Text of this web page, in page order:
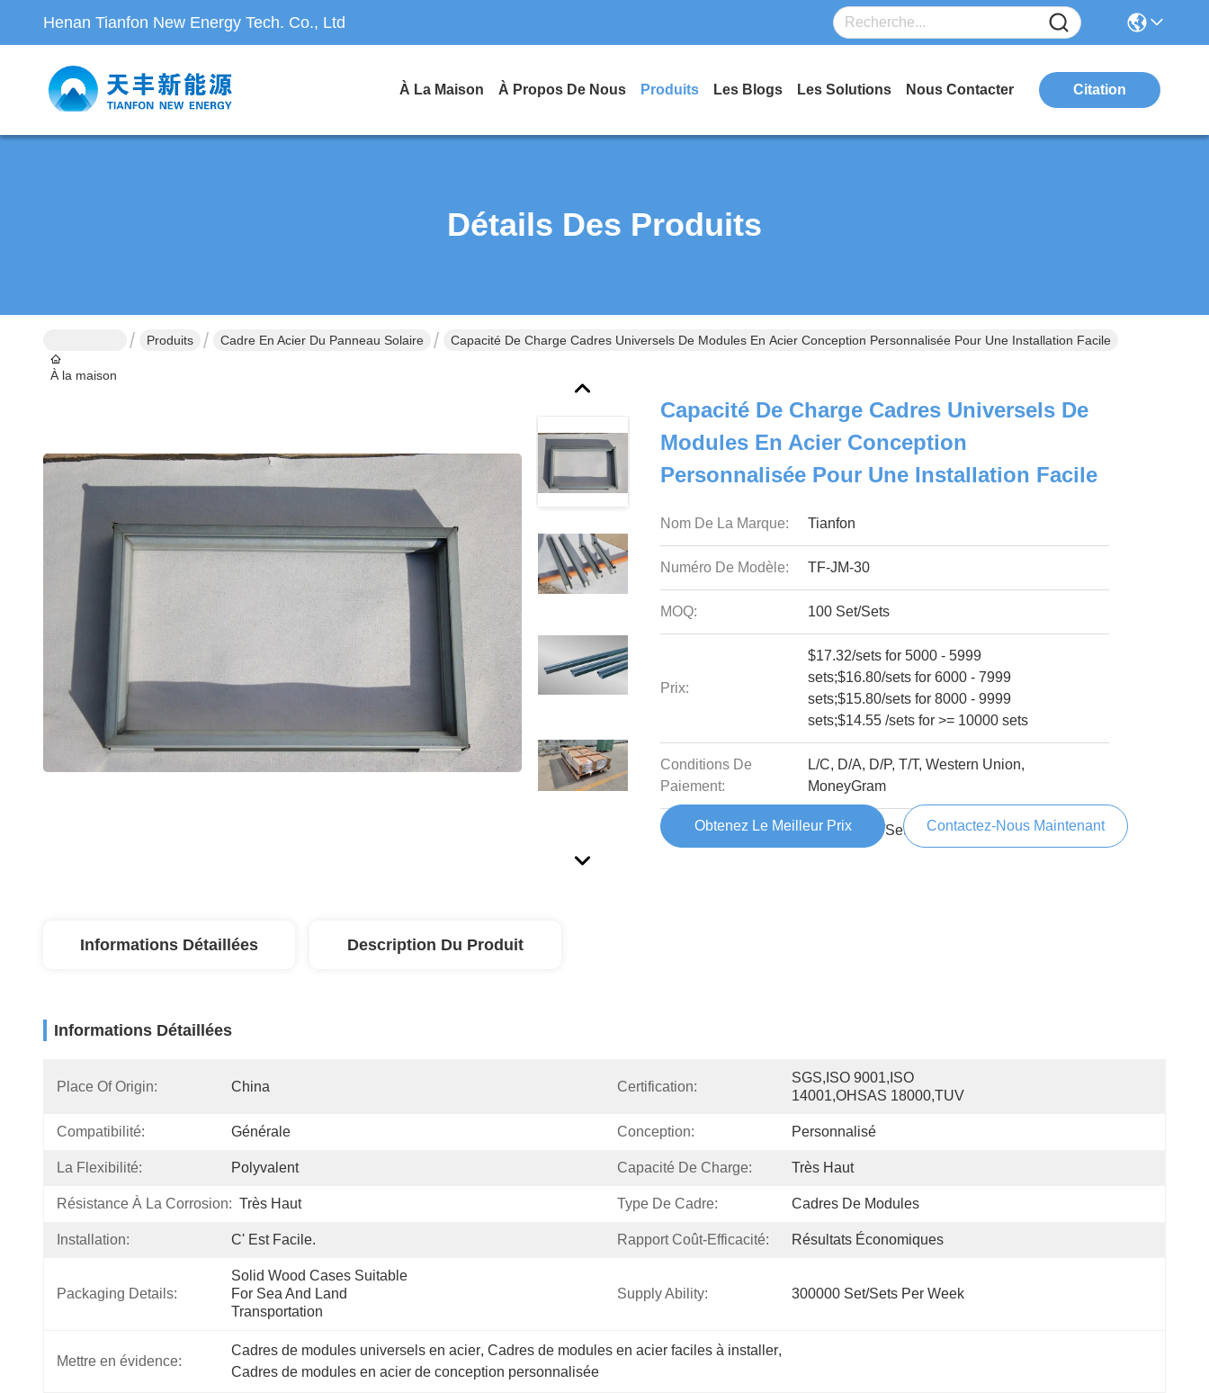
Henan Tianfon New Energy Tech. Co., Ltd
À La Maison À Propos De Nous Produits Les Blogs Les Solutions Nous Contacter Citation
Détails Des Produits
À la maison
Produits Cadre En Acier Du Panneau Solaire Capacité De Charge Cadres Universels De Modules En Acier Conception Personnalisée Pour Une Installation Facile
Capacité De Charge Cadres Universels De
Modules En Acier Conception
Personnalisée Pour Une Installation Facile
Nom De La Marque: Tianfon
Numéro De Modèle: TF-JM-30
MOQ: 100 Set/Sets
Prix:
$17.32/sets for 5000 - 5999
sets;$16.80/sets for 6000 - 7999
sets;$15.80/sets for 8000 - 9999
sets;$14.55 /sets for >= 10000 sets
Conditions De
Paiement:
L/C, D/A, D/P, T/T, Western Union,
MoneyGram
Capacité D'offre: 300000 Set/Sets per Week
Obtenez Le Meilleur Prix Contactez-Nous Maintenant
Informations Détaillées Description Du Produit
Informations Détaillées
Place Of Origin: China Certification:
SGS,ISO 9001,ISO
14001,OHSAS 18000,TUV
Compatibilité: Générale Conception: Personnalisé
La Flexibilité: Polyvalent Capacité De Charge: Très Haut
Résistance À La Corrosion: Très Haut Type De Cadre: Cadres De Modules
Installation: C' Est Facile. Rapport Coût-Efficacité: Résultats Économiques
Packaging Details:
Solid Wood Cases Suitable
For Sea And Land
Transportation
Supply Ability: 300000 Set/Sets Per Week
Mettre en évidence:
Cadres de modules universels en acier, Cadres de modules en acier faciles à installer,
Cadres de modules en acier de conception personnalisée